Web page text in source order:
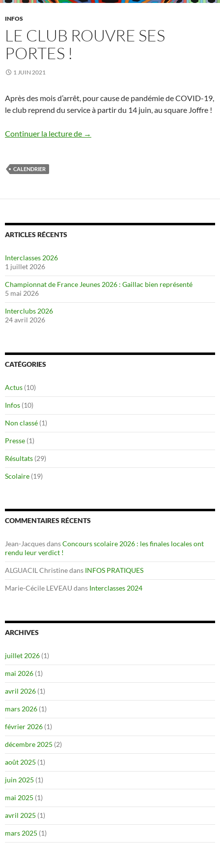
INFOS
LE CLUB ROUVRE SES
PORTES !
1 JUIN 2021
Après des mois d’arrêt, pour cause de pandémie de COVID-19,
le club reprend du service à partir du 14 juin, au square Joffre !
Continuer la lecture de Le club rouvre ses portes !
→
CALENDRIER
ARTICLES RÉCENTS
Interclasses 2026
1 juillet 2026
Championnat de France Jeunes 2026 : Gaillac bien représenté
5 mai 2026
Interclubs 2026
24 avril 2026
CATÉGORIES
Actus (10)
Infos (10)
Non classé (1)
Presse (1)
Résultats (29)
Scolaire (19)
COMMENTAIRES RÉCENTS
Jean-JacquesdansConcours scolaire 2026 : les finales locales ont
rendu leur verdict !
ALGUACIL Christinedans INFOS PRATIQUES
Marie-Cécile LEVEAU dans Interclasses 2024
ARCHIVES
juillet 2026 (1)
mai 2026 (1)
avril 2026 (1)
mars 2026 (1)
février 2026 (1)
décembre 2025 (2)
août 2025 (1)
juin 2025 (1)
mai 2025 (1)
avril 2025 (1)
mars 2025 (1)